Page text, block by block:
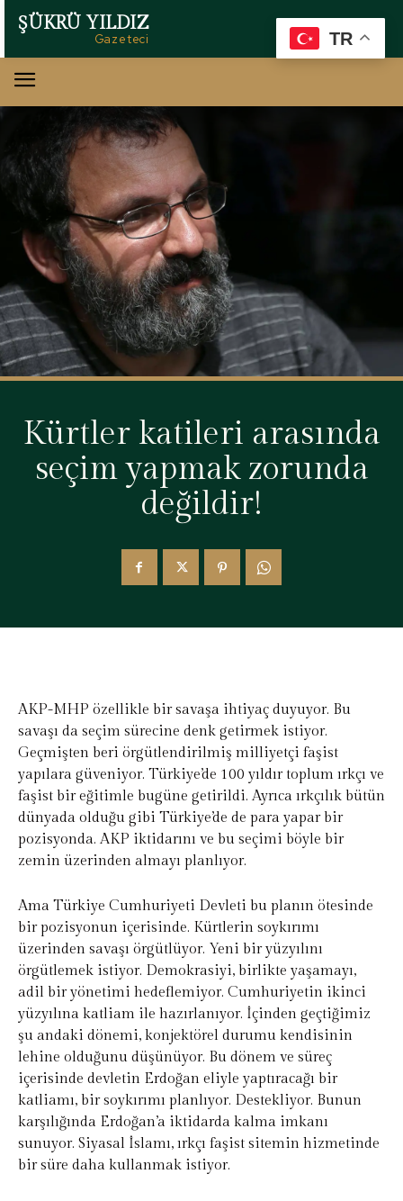
ŞÜKRÜ YILDIZ
Gazeteci
Kürtler katileri arasında
seçim yapmak zorunda
değildir!
AKP-MHP özellikle bir savaşa ihtiyaç duyuyor. Bu
savaşı da seçim sürecine denk getirmek istiyor.
Geçmişten beri örgütlendirilmiş milliyetçi faşist
yapılara güveniyor. Türkiye’de 100 yıldır toplum ırkçı ve
faşist bir eğitimle bugüne getirildi. Ayrıca ırkçılık bütün
dünyada olduğu gibi Türkiye’de de para yapar bir
pozisyonda. AKP iktidarını ve bu seçimi böyle bir
zemin üzerinden almayı planlıyor.
Ama Türkiye Cumhuriyeti Devleti bu planın ötesinde
bir pozisyonun içerisinde. Kürtlerin soykırımı
üzerinden savaşı örgütlüyor. Yeni bir yüzyılını
örgütlemek istiyor. Demokrasiyi, birlikte yaşamayı,
adil bir yönetimi hedeflemiyor. Cumhuriyetin ikinci
yüzyılına katliam ile hazırlanıyor. İçinden geçtiğimiz
şu andaki dönemi, konjektörel durumu kendisinin
lehine olduğunu düşünüyor. Bu dönem ve süreç
içerisinde devletin Erdoğan eliyle yaptıracağı bir
katliamı, bir soykırımı planlıyor. Destekliyor. Bunun
karşılığında Erdoğan’a iktidarda kalma imkanı
sunuyor. Siyasal İslamı, ırkçı faşist sitemin hizmetinde
bir süre daha kullanmak istiyor.
TR